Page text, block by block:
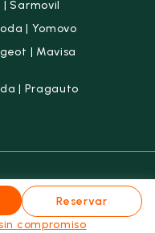
Reservar
compromiso
| Sarmovil
| Yomovo
| Mavisa
| Pragauto
es Yomovo